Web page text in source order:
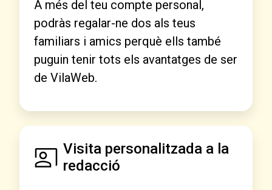
A més del teu compte personal,
podràs regalar-ne dos als teus
familiars i amics perquè ells també
puguin tenir tots els avantatges de ser
de VilaWeb.
Visita personalitzada a la
redacció